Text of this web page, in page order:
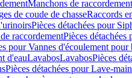
Manchons de raccordement
de coude de chasseRaccords
Pièces détachées pour
raccordementPièces
pour Vannes d'écoulement pour
d'eauLavabosLavabosPièces
Pièces détachées pour Lave-